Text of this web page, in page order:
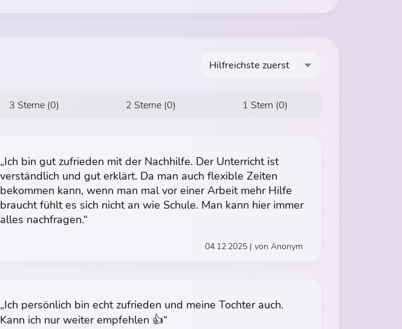
Hilfreichste zuerst
3 Sterne (0) 2 Sterne (0) 1 Stern (0)
„Ich bin gut zufrieden mit der Nachhilfe. Der Unterricht ist
verständlich und gut erklärt. Da man auch flexible Zeiten
bekommen kann, wenn man mal vor einer Arbeit mehr Hilfe
braucht fühlt es sich nicht an wie Schule. Man kann hier immer
alles nachfragen.“
04.12.2025 | von Anonym
„Ich persönlich bin echt zufrieden und meine Tochter auch.
Kann ich nur weiter empfehlen 👍“